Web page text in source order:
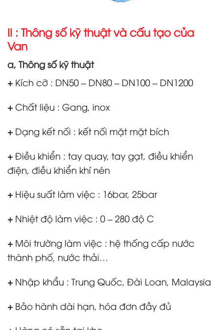
II : Thông số kỹ thuật và cấu tạo của
Van
a, Thông số kỹ thuật
+ Kích cỡ : DN50 – DN80 – DN100 – DN1200
+ Chất liệu : Gang, inox
+ Dạng kết nối : kết nối mặt mặt bích
+ Điều khiển : tay quay, tay gạt, điều khiển
điện, điều khiển khí nén
+ Hiệu suất làm việc : 16bar, 25bar
+ Nhiệt độ làm việc : 0 – 280 độ C
+ Môi trường làm việc : hệ thống cấp nước
thành phố, nước thải…
+ Nhập khẩu : Trung Quốc, Đài Loan, Malaysia
+ Bảo hành dài hạn, hóa đơn đầy đủ